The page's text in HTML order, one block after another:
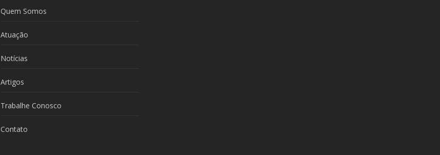
Quem Somos
Atuação
Notícias
Artigos
Trabalhe Conosco
Contato